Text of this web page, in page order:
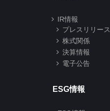
IR情報
プレスリリース
株式関係
決算情報
電子公告
ESG情報